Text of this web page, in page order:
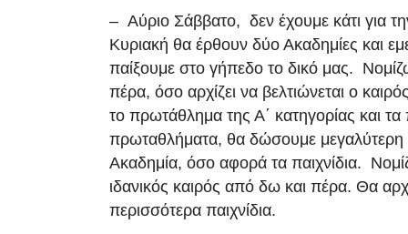
– Αύριο Σάββατο, δεν έχουμε κάτι για
Κυριακή θα έρθουν δύο Ακαδημίες και
παίξουμε στο γήπεδο το δικό μας.
πέρα, όσο αρχίζει να βελτιώνεται ο
το πρωτάθλημα της Α΄ κατηγορίας και τα
πρωταθλήματα, θα δώσουμε μεγαλύτερη
Ακαδημία, όσο αφορά τα παιχνίδια.
ιδανικός καιρός από δω και πέρα. Θα
περισσότερα παιχνίδια.